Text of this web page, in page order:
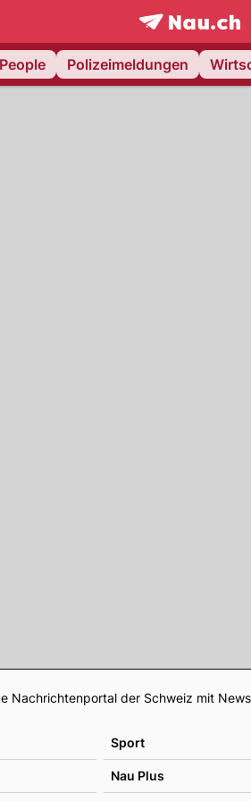
frontpage.
People Polizeimeldungen
Nachrichtenportal der Schweiz mit
Sport
Nau Plus